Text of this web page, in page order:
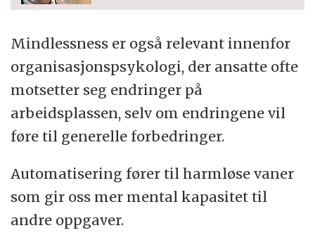
Mindlessness er også relevant innenfor
organisasjonspsykologi, der ansatte ofte
motsetter seg endringer på
arbeidsplassen, selv om endringene vil
føre til generelle forbedringer.
Automatisering fører til harmløse vaner
som gir oss mer mental kapasitet til
andre oppgaver.